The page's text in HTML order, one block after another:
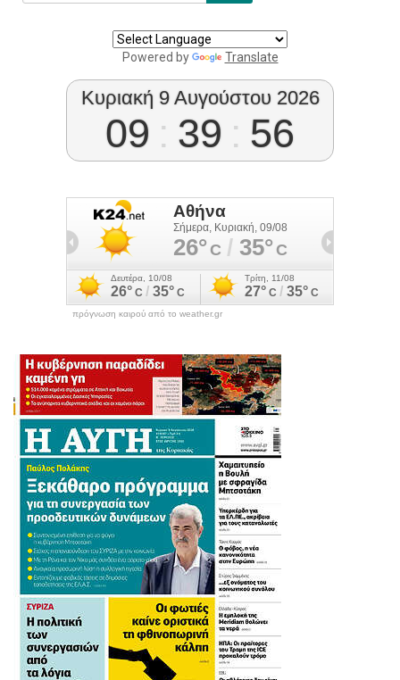
Powered by Translate
Κυριακή 9 Αυγούστου 2026
09 : 39 : 57
πρόγνωση καιρού από το weather.gr